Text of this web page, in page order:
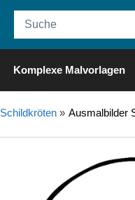
Komplexe Malvorlagen
Schildkröten» Ausmalbilder